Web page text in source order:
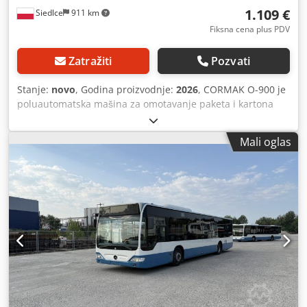
Siedlce 911 km 1.109 €
Fiksna cena plus PDV
Zatražiti Pozvati
Stanje: novo, Godina proizvodnje: 2026, CORMAK O-900 je
poluautomatska mašina za omotavanje paketa i kartona
streč folijom, namenjena za efikasno i ponovljivo pakovanje
paketa, kutija, grupnih pakovanja i drugih proizvoda.
Uređaj pojednostavljuje pripremu robe za transport i
skladištenje, smanjujući broj operacija koje operater
obavlja ručno i ubrzavajući proces pakovanja. Mogućnost
omotavanja proizvoda maksimalnih dimenzija 900 × 900 ×
900 mm omogućava korišćenje uređaja u skladištima,
proizvodnim pogonima, veleprodajama, kao i u odeljenjima
za pakovanje i otpremu. Brzina rotacije stola od 30 obrtaja
u minuti omogućava efikasno pakovanje sledećih proizvoda
i pomaže u održavanju konzistentnog načina njihovog
omotavanja. Podesive noge olakšavaju pravilno nivelisanje,
stabilno postavljanje uređaja i prilagođavanje radnoj
Mali oglas